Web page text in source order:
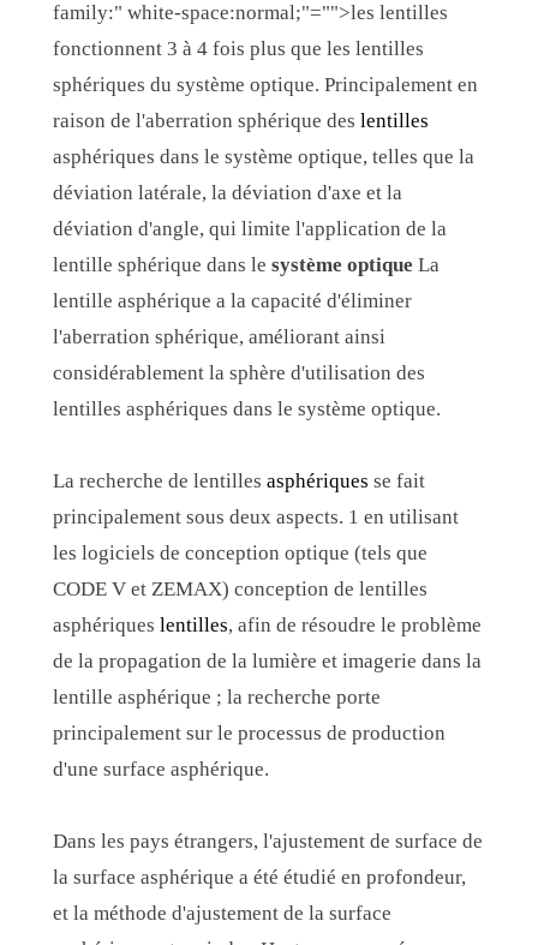
family:" white-space:normal;"="">les lentilles
fonctionnent 3 à 4 fois plus que les lentilles
sphériques du système optique. Principalement en
raison de l'aberration sphérique deslentilles
asphériques dans le système optique, telles que la
déviation latérale, la déviation d'axe et la
déviation d'angle, qui limite l'application de la
lentille sphérique dans lesystème optique La
lentille asphérique a la capacité d'éliminer
l'aberration sphérique, améliorant ainsi
considérablement la sphère d'utilisation des
lentilles asphériques dans le système optique.
La recherche de lentillesasphériques se fait
principalement sous deux aspects. 1 en utilisant
les logiciels de conception optique (tels que
CODE V et ZEMAX) conception de lentilles
asphériqueslentilles, afin de résoudre le problème
de la propagation de la lumière et imagerie dans la
lentille asphérique ; la recherche porte
principalement sur le processus de production
d'une surface asphérique.
Dans les pays étrangers, l'ajustement de surface de
la surface asphérique a été étudié en profondeur,
et la méthode d'ajustement de la surface